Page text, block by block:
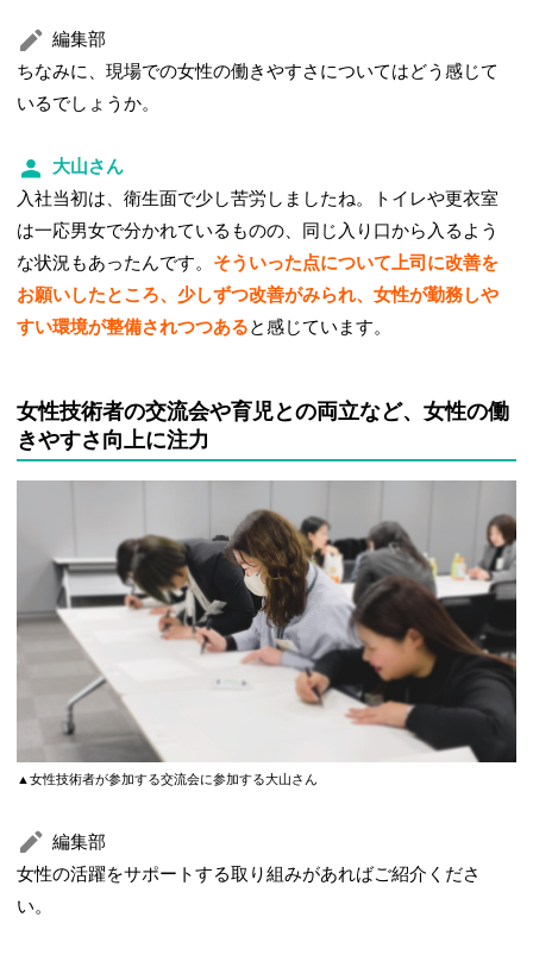
編集部
ちなみに、現場での女性の働きやすさについてはどう感じて
いるでしょうか。
大山さん
入社当初は、衛生面で少し苦労しましたね。トイレや更衣室
は一応男女で分かれているものの、同じ入り口から入るよう
な状況もあったんです。 そういった点について上司に改善を
お願いしたところ、少しずつ改善がみられ、女性が勤務しや
すい環境が整備されつつあると感じています。
女性技術者の交流会や育児との両立など、女性の働
きやすさ向上に注力
▲女性技術者が参加する交流会に参加する大山さん
編集部
女性の活躍をサポートする取り組みがあればご紹介くださ
い。